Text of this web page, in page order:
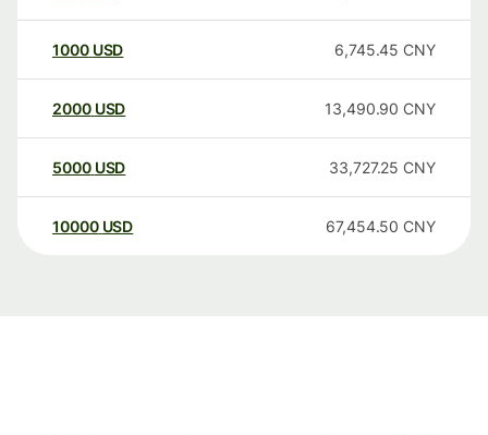
1000 USD 6,745.45 CNY
2000 USD 13,490.90 CNY
5000 USD 33,727.25 CNY
10000 USD 67,454.50 CNY